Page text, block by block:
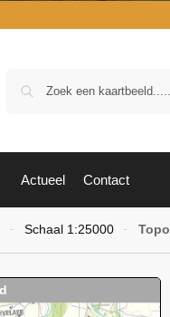
Actueel Contact
- Schaal 1:25000 -